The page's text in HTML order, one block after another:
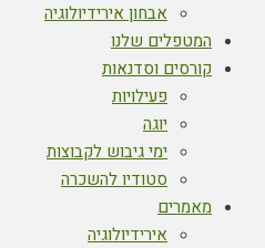
אבחון אירידיולוגיה
המטפלים שלנו
קורסים וסדנאות
פעילויות
יוגה
ימי גיבוש לקבוצות
סטודיו להשכרה
מאמרים
אירידיולוגיה